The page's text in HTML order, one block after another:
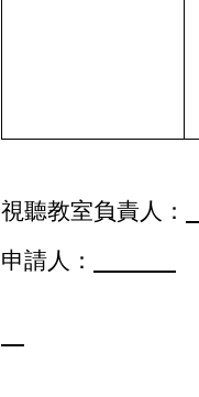
視聽教室負責人：
申請人：